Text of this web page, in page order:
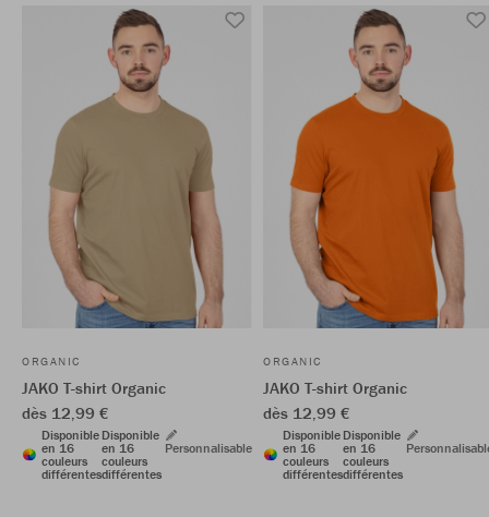
ORGANIC
JAKO T-shirt Organic
dès 12,99 €
Disponible
en 16
couleurs
différentes
Disponible
en 16
couleurs
différentes
Personnalisable
ORGANIC
JAKO T-shirt Organic
dès 12,99 €
Disponible
en 16
couleurs
différentes
Disponible
en 16
couleurs
différentes